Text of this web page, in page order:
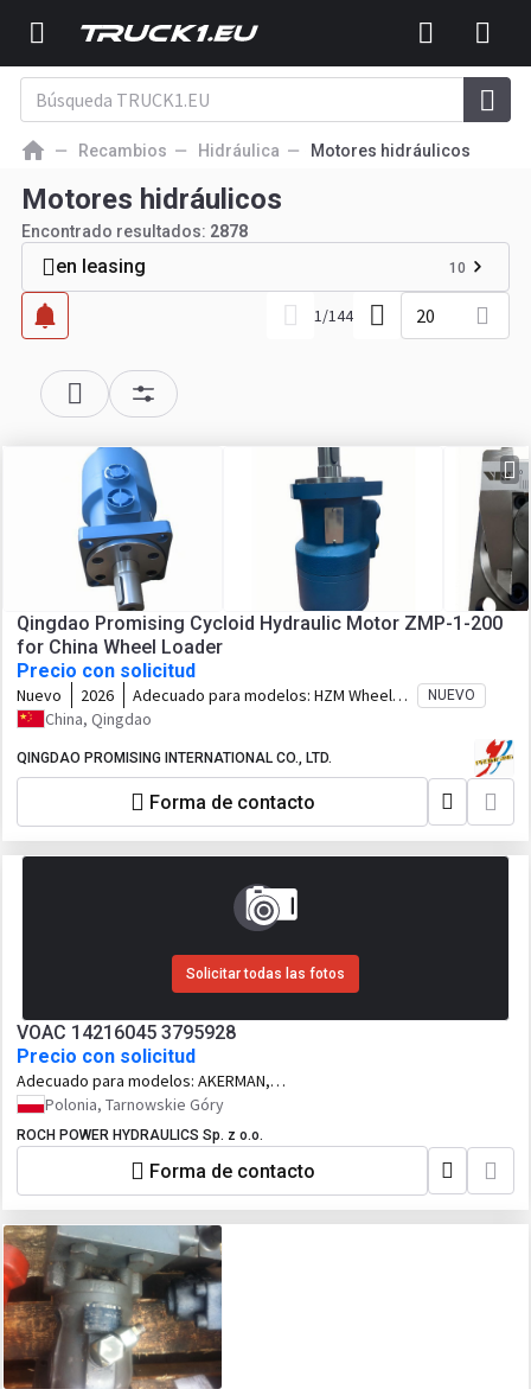
Recambios Hidráulica Motores hidráulicos
Motores hidráulicos
Encontrado resultados: 2878
en leasing 10
1/144 20
Qingdao Promising Cycloid Hydraulic Motor ZMP-1-200
for China Wheel Loader
Precio con solicitud
Nuevo 2026 Adecuado para modelos: HZM Wheel
Loader, WOLF Wheel Loader, EVERUN
HERACLES Wheel Loader, SOCMA Wheel
Loader, CASER Wheel Loader, TRANER
Wheel Loader, KINGWAY Wheel Loader,
FLAND Wheel Loader, BLANCHE Wheel
Loader, MACHPRO Skid Steer Loader,
NUEVO
China, Qingdao
QINGDAO PROMISING INTERNATIONAL CO., LTD.
Forma de contacto
Solicitar todas las fotos
VOAC 14216045 3795928
Precio con solicitud
Adecuado para modelos: AKERMAN,
EW150 KOPARKA KOŁOWA, VOLVO,
Polonia, Tarnowskie Góry
ROCH POWER HYDRAULICS Sp. z o.o.
Forma de contacto